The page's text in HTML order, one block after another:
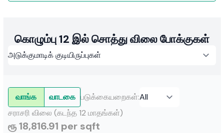
கொழும்பு 12 இல் சொத்து விலை போக்குகள்
வாங்க வாடகை படுக்கையறைகள்:
சராசரி விலை (கடந்த 12 மாதங்கள்)
ரூ 18,816.91 per sqft